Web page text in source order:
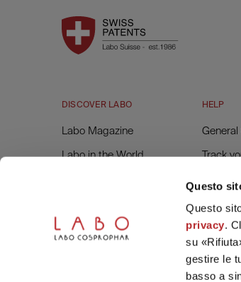
Questo
Questo
privacy.
su
gestire le
basso a
DISCOVER LABO
Labo Magazine
Labo in the World
HELP
Track
Invoice